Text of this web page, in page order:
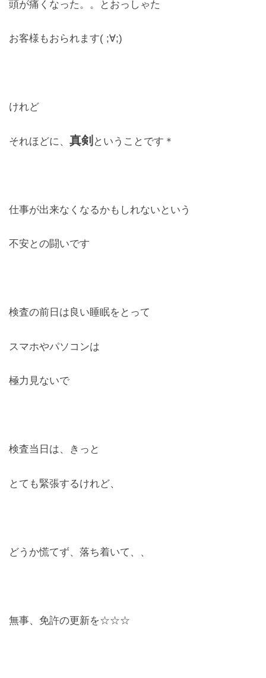
頭が痛くなった。。とおっしゃた
お客様もおられます( ;∀;)
けれど
それほどに、 真剣 ということです＊
仕事が出来なくなるかもしれないという
不安との闘いです
検査の前日は良い睡眠をとって
スマホやパソコンは
極力見ないで
検査当日は、きっと
とても緊張するけれど、
どうか慌てず、落ち着いて、、
無事、免許の更新を☆☆☆